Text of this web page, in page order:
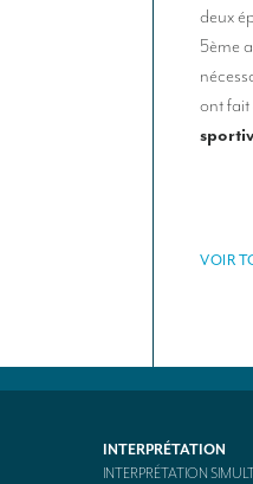
deux
5ème
ont
VOIR
INTERPRÉTATION
INTERPRÉTATION